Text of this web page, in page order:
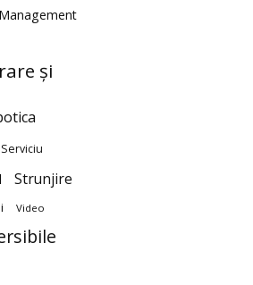
Management
și
Serviciu
Strunjire
Video